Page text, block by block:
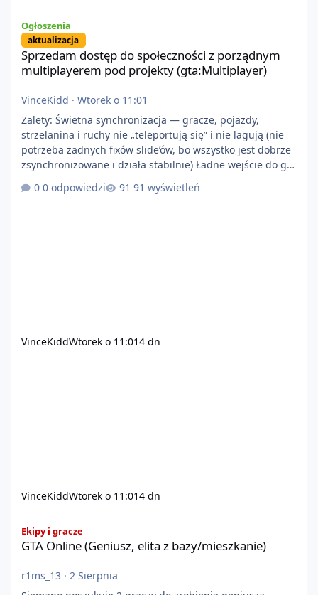
Ogłoszenia
aktualizacja
Sprzedam dostęp do społeczności z porządnym
multiplayerem pod projekty (gta:Multiplayer)
VinceKidd · Wtorek o 11:01
Zalety: Świetna synchronizacja — gracze, pojazdy,
strzelanina i ruchy nie „teleportują się” i nie lagują (nie
potrzeba żadnych fixów slide’ów, bo wszystko jest dobrze
zsynchronizowane i działa stabilnie) Ładne wejście do gry
+ solidny antycheat na poziomie multiplayera Wygodne
pisanie własnych modów i skryptów (wsparcie C# / JS /
0 odpowiedzi 91 wyświetleń
VinceKiddWtorek o 11:014 dn
VinceKiddWtorek o 11:014 dn
Ekipy i gracze
GTA Online (Geniusz, elita z bazy/mieszkanie)
r1ms_13 · 2 Sierpnia